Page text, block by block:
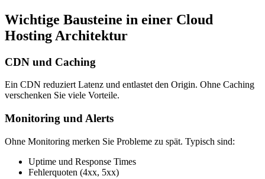
Wichtige Bausteine in einer Cloud
Hosting Architektur
CDN und Caching
Ein CDN reduziert Latenz und entlastet den Origin. Ohne Caching
verschenken Sie viele Vorteile.
Monitoring und Alerts
Ohne Monitoring merken Sie Probleme zu spät. Typisch sind:
Uptime und Response Times
Fehlerquoten (4xx, 5xx)